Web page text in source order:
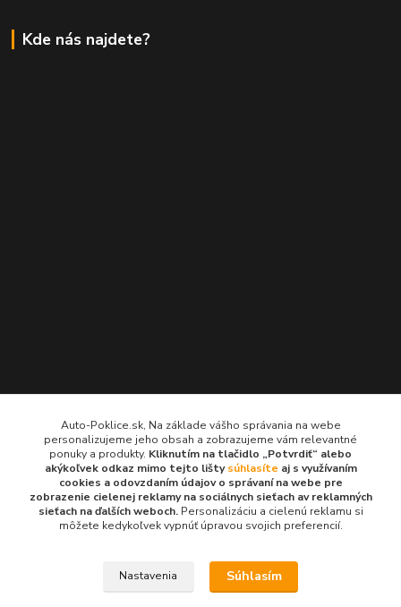
Kde nás najdete?
Kontakty
Auto-Poklice.sk
(Po-Pia, 8-16 hod.)
info@auto-poklice.sk
Auto-Poklice.sk, Na základe vášho správania na webe
personalizujeme jeho obsah a zobrazujeme vám relevantné
ponuky a produkty. Kliknutím na tlačidlo „Potvrdiť“ alebo
akýkoľvek odkaz mimo tejto lištysúhlasíte aj s využívaním
cookies a odovzdaním údajov o správaní na webe pre
zobrazenie cielenej reklamy na sociálnych sieťach av reklamných
sieťach na ďalších weboch.Personalizáciu a cielenú reklamu si
môžete kedykoľvek vypnúť úpravou svojich preferencií.
Nastavenia Súhlasím